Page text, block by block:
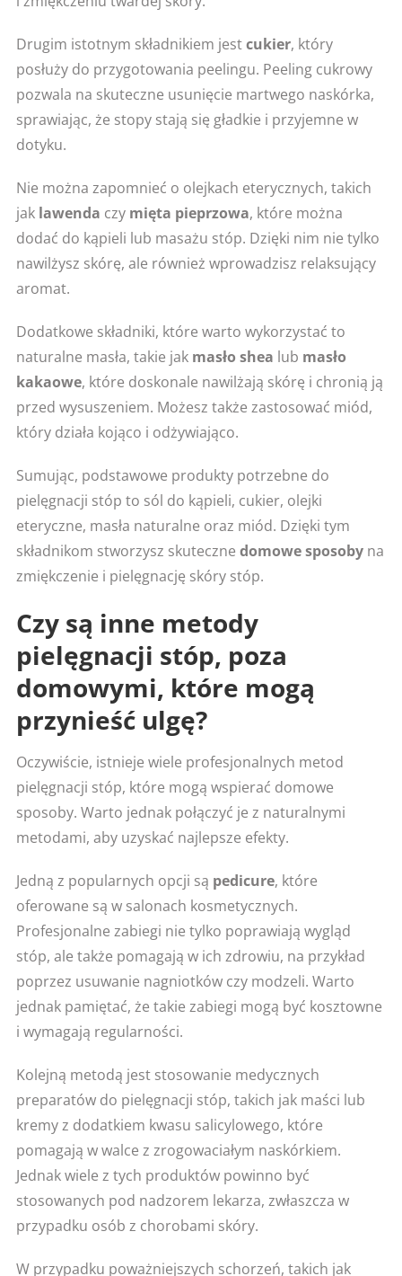
Drugim istotnym składnikiem jestcukier, który
posłuży do przygotowania peelingu. Peeling cukrowy
pozwala na skuteczne usunięcie martwego naskórka,
sprawiając, że stopy stają się gładkie i przyjemne w
dotyku.
Nie można zapomnieć o olejkach eterycznych, takich
jak lawenda czy mięta pieprzowa, które można
dodać do kąpieli lub masażu stóp. Dzięki nim nie tylko
nawilżysz skórę, ale również wprowadzisz relaksujący
aromat.
Dodatkowe składniki, które warto wykorzystać to
naturalne masła, takie jak masło shea lub masło
kakaowe, które doskonale nawilżają skórę i chronią ją
przed wysuszeniem. Możesz także zastosować miód,
który działa kojąco i odżywiająco.
Sumując, podstawowe produkty potrzebne do
pielęgnacji stóp to sól do kąpieli, cukier, olejki
eteryczne, masła naturalne oraz miód. Dzięki tym
składnikom stworzysz skuteczne domowe sposobyna
zmiękczenie i pielęgnację skóry stóp.
Czy są inne metody
pielęgnacji stóp, poza
domowymi, które mogą
przynieść ulgę?
Oczywiście, istnieje wiele profesjonalnych metod
pielęgnacji stóp, które mogą wspierać domowe
sposoby. Warto jednak połączyć je z naturalnymi
metodami, aby uzyskać najlepsze efekty.
Jedną z popularnych opcji są pedicure, które
oferowane są w salonach kosmetycznych.
Profesjonalne zabiegi nie tylko poprawiają wygląd
stóp, ale także pomagają w ich zdrowiu, na przykład
poprzez usuwanie nagniotków czy modzeli. Warto
jednak pamiętać, że takie zabiegi mogą być kosztowne
i wymagają regularności.
Kolejną metodą jest stosowanie medycznych
preparatów do pielęgnacji stóp, takich jak maści lub
kremy z dodatkiem kwasu salicylowego, które
pomagają w walce z zrogowaciałym naskórkiem.
Jednak wiele z tych produktów powinno być
stosowanych pod nadzorem lekarza, zwłaszcza w
przypadku osób z chorobami skóry.
W przypadku poważniejszych schorzeń, takich jak